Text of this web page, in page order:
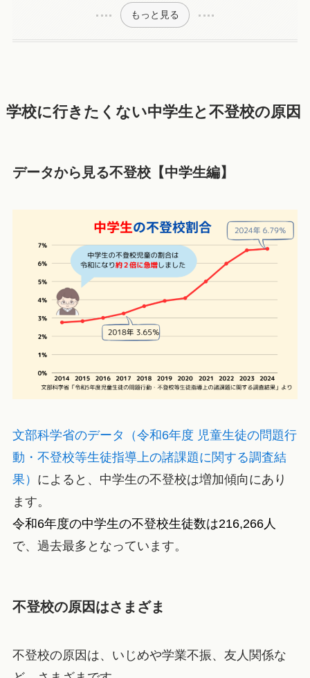
もっと見る
学校に行きたくない中学生と不登校の原因
データから見る不登校【中学生編】
文部科学省のデータ（令和6年度 児童生徒の問題行
動・不登校等生徒指導上の諸課題に関する調査結
果） によると、中学生の不登校は増加傾向にあり
ます。
令和6年度の中学生の不登校生徒数は216,266人
で、過去最多となっています。
不登校の原因はさまざま
不登校の原因は、いじめや学業不振、友人関係な